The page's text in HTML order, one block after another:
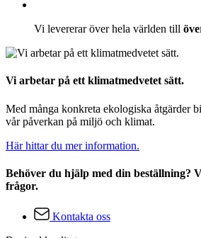
Vi levererar över hela världen till
Vi arbetar på ett klimatmedvetet sätt.
Med många konkreta ekologiska åtgärder
vår påverkan på miljö och klimat.
Här hittar du mer information.
Behöver du hjälp med din beställning?
frågor.
Kontakta oss